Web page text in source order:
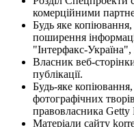
комерційними
Будь яке
поширення
"Інтерфакс-
Власник веб-
публікації.
Будь-яке
фотографічних
правовласника Getty
Матеріали сайту